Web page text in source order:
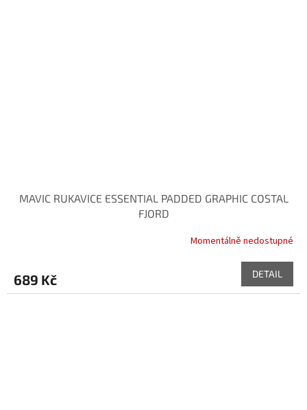
MAVIC RUKAVICE ESSENTIAL PADDED GRAPHIC COSTAL
FJORD
Momentálně nedostupné
689 Kč DETAIL